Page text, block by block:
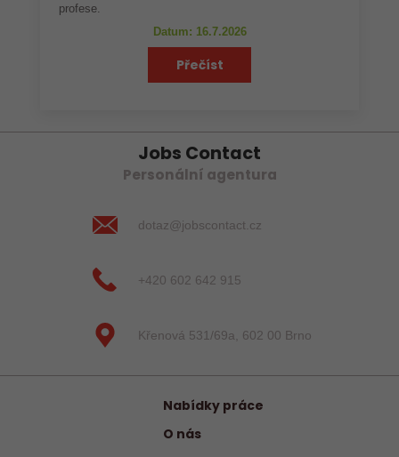
profese.
Datum: 16.7.2026
Přečíst
Jobs Contact
Personální agentura
dotaz@jobscontact.cz
+420 602 642 915
Křenová 531/69a, 602 00 Brno
Nabídky práce
O nás